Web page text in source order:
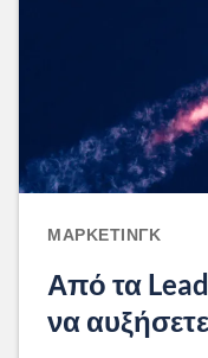
ΜΆΡΚΕΤΙΝΓΚ
Από τα
να